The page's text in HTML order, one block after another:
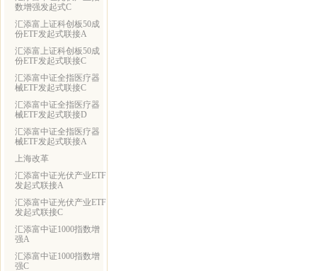
数增强发起式C
汇添富上证科创板50成
份ETF发起式联接A
汇添富上证科创板50成
份ETF发起式联接C
汇添富中证全指医疗器
械ETF发起式联接C
汇添富中证全指医疗器
械ETF发起式联接D
汇添富中证全指医疗器
械ETF发起式联接A
上海改革
汇添富中证光伏产业ETF
发起式联接A
汇添富中证光伏产业ETF
发起式联接C
汇添富中证1000指数增
强A
汇添富中证1000指数增
强C